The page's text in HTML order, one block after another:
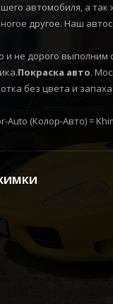
автомобиля, а
другое. Наш
и не дорого
Покраска авто.
без цвета и
(Колор-Авто) =